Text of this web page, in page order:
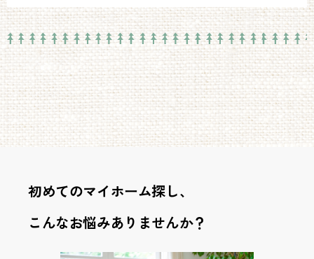
初めてのマイホーム探し、
こんなお悩みありませんか？